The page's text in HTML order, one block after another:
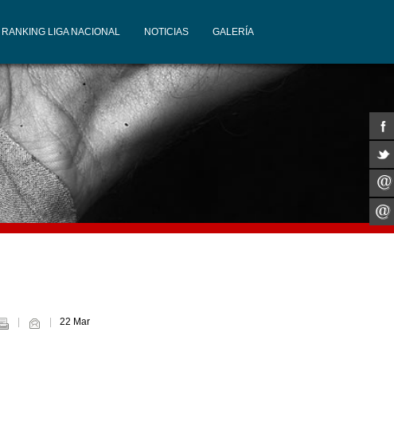
RANKING LIGA NACIONAL NOTICIAS
GALERÍA
22 Mar